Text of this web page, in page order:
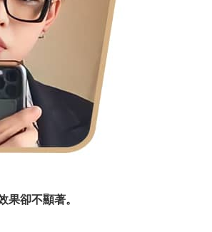
卻不顯著。